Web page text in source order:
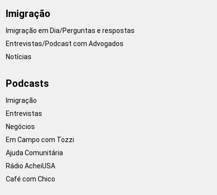
Imigração
Imigração em Dia/Perguntas e respostas
Entrevistas/Podcast com Advogados
Notícias
Podcasts
Imigração
Entrevistas
Negócios
Em Campo com Tozzi
Ajuda Comunitária
Rádio AcheiUSA
Café com Chico